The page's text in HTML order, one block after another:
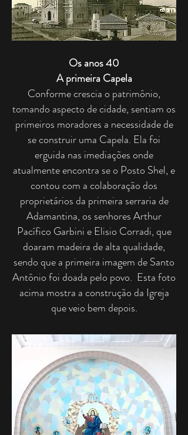
Os anos 40
A primeira Capela
Conforme crescia o patrimônio,
tomando aspecto de cidade, sentiam os
primeiros moradores a necessidade de
se construir uma Capela. Ela foi
erguida nas imediações onde
atualmente encontra se o Posto Shel, e
contou com a colaboração dos
proprietários da primeira serraria de
Adamantina, os senhores Arthur
Pacífico Garbini e Elisio Corradi, que
doaram madeira de alta qualidade,
sendo que a primeira imagem de Santo
Antônio foi doada pelo povo. Esta foto
acima mostra a construção da Igreja
que veio bem depois.